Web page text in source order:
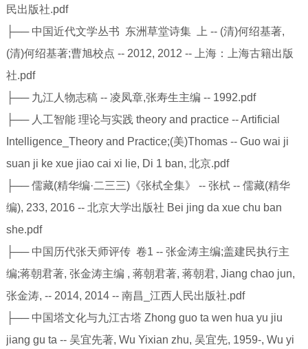
民出版社.pdf
├── 中国近代文学丛书 东洲草堂诗集 上 -- (清)何绍基著,
(清)何绍基著;曹旭校点 -- 2012, 2012 -- 上海：上海古籍出版
社.pdf
├── 九江人物志稿 -- 凌凤章,张寿生主编 -- 1992.pdf
├── 人工智能 理论与实践 theory and practice -- Artificial
Intelligence_Theory and Practice;(美)Thomas -- Guo wai ji
suan ji ke xue jiao cai xi lie, Di 1 ban, 北京.pdf
├── 儒藏(精华编·二三三)《张栻全集》 -- 张栻 -- 儒藏(精华
编), 233, 2016 -- 北京大学出版社 Bei jing da xue chu ban
she.pdf
├── 中国历代张天师评传 卷1 -- 张金涛主编;盖建民执行主
编;蒋朝君著, 张金涛主编 , 蒋朝君著, 蒋朝君, Jiang chao jun,
张金涛, -- 2014, 2014 -- 南昌_江西人民出版社.pdf
├── 中国塔文化与九江古塔 Zhong guo ta wen hua yu jiu
jiang gu ta -- 吴宜先著, Wu Yixian zhu, 吴宜先, 1959-, Wu yi